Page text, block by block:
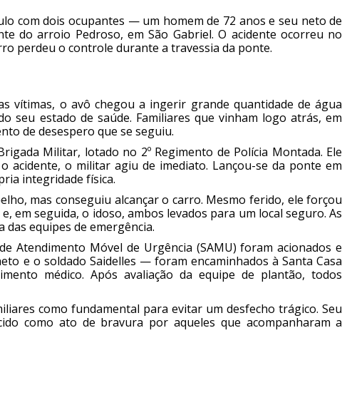
com dois ocupantes — um homem de 72 anos e seu neto de
do arroio Pedroso, em São Gabriel. O acidente ocorreu no
perdeu o controle durante a travessia da ponte.
vítimas, o avô chegou a ingerir grande quantidade de água
seu estado de saúde. Familiares que vinham logo atrás, em
de desespero que se seguiu.
Militar, lotado no 2º Regimento de Polícia Montada. Ele
acidente, o militar agiu de imediato. Lançou-se da ponte em
integridade física.
mas conseguiu alcançar o carro. Mesmo ferido, ele forçou
seguida, o idoso, ambos levados para um local seguro. As
das equipes de emergência.
Atendimento Móvel de Urgência (SAMU) foram acionados e
e o soldado Saidelles — foram encaminhados à Santa Casa
médico. Após avaliação da equipe de plantão, todos
como fundamental para evitar um desfecho trágico. Seu
como ato de bravura por aqueles que acompanharam a